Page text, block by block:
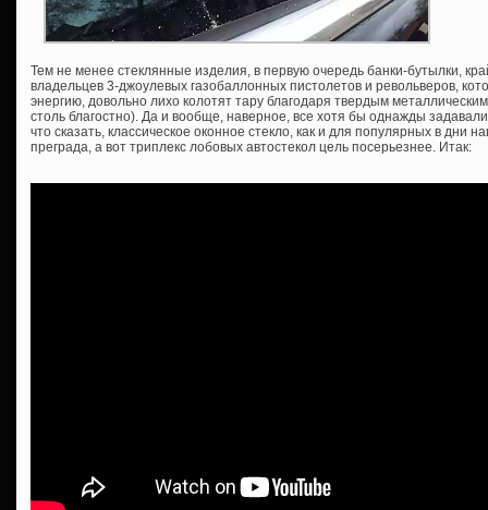
Тем не менее стеклянные изделия, в первую очередь банки-бутылки,
владельцев 3-джоулевых газобаллонных пистолетов и револьверов,
энергию, довольно лихо колотят тару благодаря твердым
столь благостно). Да и вообще, наверное, все хотя бы однажды
что сказать, классическое оконное стекло, как и для популярных в дни
преграда, а вот триплекс лобовых автостекол цель посерьезнее. Итак: